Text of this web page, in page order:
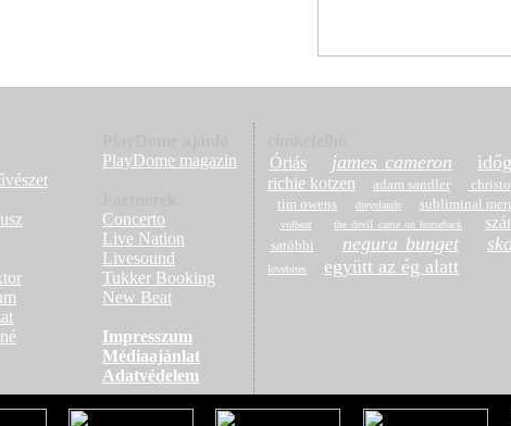
PlayDome magazin
Concerto
Live Nation
Livesound
Tukker Booking
New Beat
Impresszum
Médiaajánlat
Adatvédelem
Óriás
james cameron
richie kotzen adam sandler
tim owens
dreyelands subliminal
volbeat the devil came on horseback
satöbbi negura bunget
lovebites együtt az ég alatt